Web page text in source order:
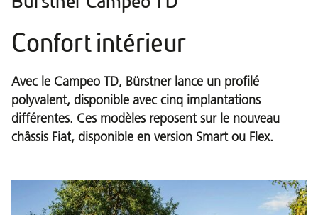
Confort intérieur
Avec le Campeo TD, Bürstner lance un profilé
polyvalent, disponible avec cinq implantations
différentes. Ces modèles reposent sur le nouveau
châssis Fiat, disponible en version Smart ou Flex.